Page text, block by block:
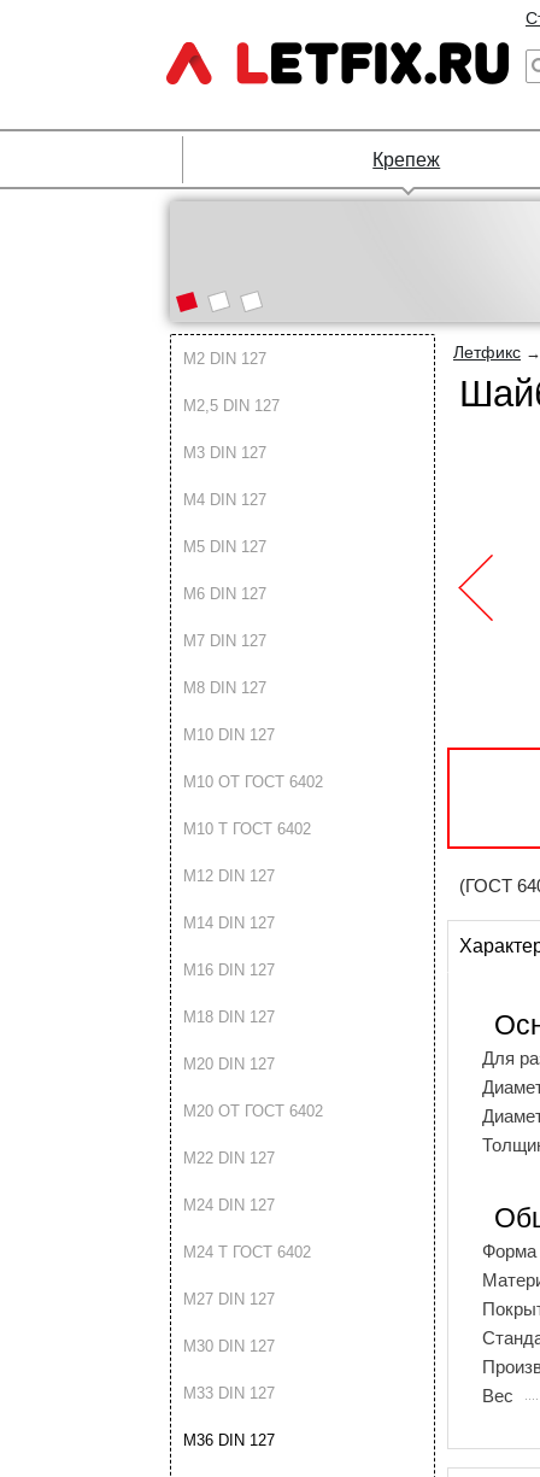
Крепеж
М2 DIN 127
М2,5 DIN 127
М3 DIN 127
М4 DIN 127
М5 DIN 127
М6 DIN 127
М7 DIN 127
М8 DIN 127
М10 DIN 127
М10 ОТ ГОСТ 6402
М10 Т ГОСТ 6402
М12 DIN 127
М14 DIN 127
М16 DIN 127
М18 DIN 127
М20 DIN 127
М20 ОТ ГОСТ 6402
М22 DIN 127
М24 DIN 127
М24 Т ГОСТ 6402
М27 DIN 127
М30 DIN 127
М33 DIN 127
М36 DIN 127
Летфикс
(ГОСТ
Для
Вес